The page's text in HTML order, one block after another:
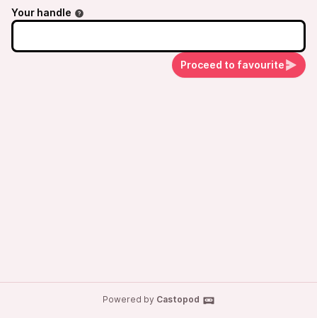
Your handle
Proceed to favourite
Powered by Castopod